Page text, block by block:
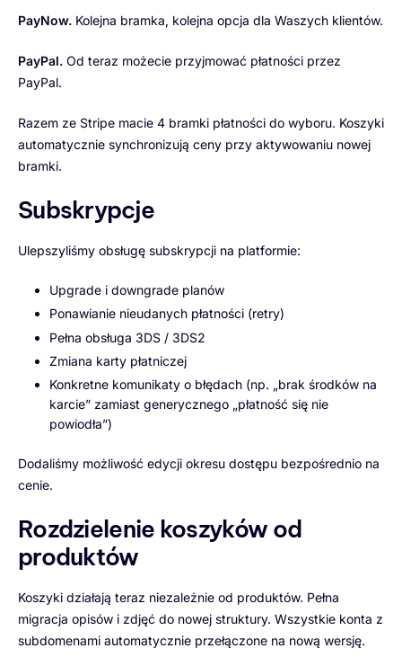
PayNow. Kolejna bramka, kolejna opcja dla Waszych klientów.
PayPal. Od teraz możecie przyjmować płatności przez
PayPal.
Razem ze Stripe macie 4 bramki płatności do wyboru. Koszyki
automatycznie synchronizują ceny przy aktywowaniu nowej
bramki.
Subskrypcje
Ulepszyliśmy obsługę subskrypcji na platformie:
Upgrade i downgrade planów
Ponawianie nieudanych płatności (retry)
Pełna obsługa 3DS / 3DS2
Zmiana karty płatniczej
Konkretne komunikaty o błędach (np. „brak środków na
karcie” zamiast generycznego „płatność się nie
powiodła”)
Dodaliśmy możliwość edycji okresu dostępu bezpośrednio na
cenie.
Rozdzielenie koszyków od
produktów
Koszyki działają teraz niezależnie od produktów. Pełna
migracja opisów i zdjęć do nowej struktury. Wszystkie konta z
subdomenami automatycznie przełączone na nową wersję.